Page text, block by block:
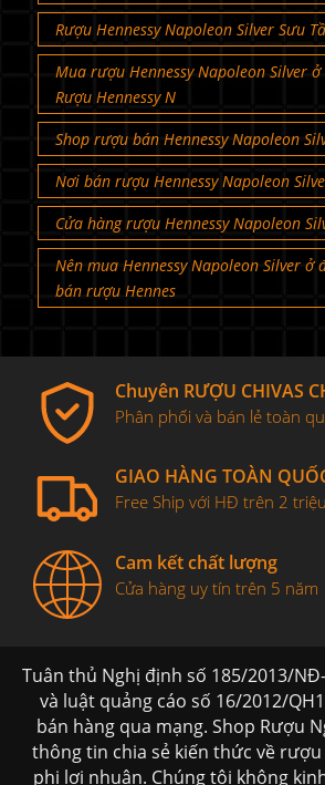
Rượu Hennessy Napoleon Silver Sưu
Mua rượu Hennessy Napoleon Silver ở
Rượu Hennessy N
Shop rượu bán Hennessy Napoleon
Nơi bán rượu Hennessy Napoleon
Cửa hàng rượu Hennessy Napoleon
Nên mua Hennessy Napoleon Silver ở
bán rượu Hennes
Chuyên RƯỢU CHIVAS
Phân phối và bán lẻ toàn
GIAO HÀNG TOÀN
Free Ship với HĐ trên 2 triệu
Cam kết chất lượng
Cửa hàng uy tín trên 5 năm
Tuân thủ Nghị định số 185/2013/
và luật quảng cáo số 16/2012/
bán hàng qua mạng. Shop Rượu
thông tin chia sẻ kiến thức về
phi lơi nhuận. Chúng tôi không